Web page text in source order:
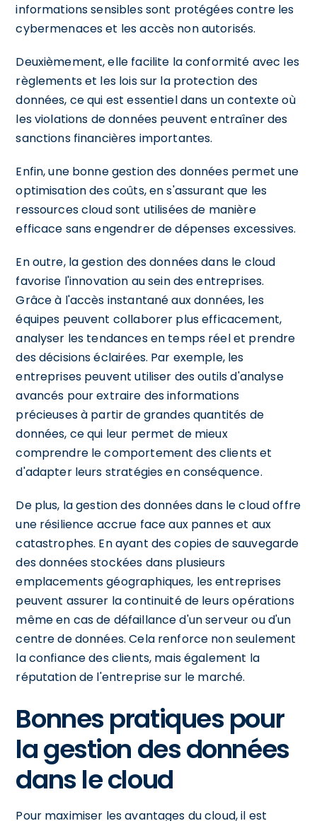
informations sensibles sont protégées contre les
cybermenaces et les accès non autorisés.
Deuxièmement, elle facilite la conformité avec les
règlements et les lois sur la protection des
données, ce qui est essentiel dans un contexte où
les violations de données peuvent entraîner des
sanctions financières importantes.
Enfin, une bonne gestion des données permet une
optimisation des coûts, en s'assurant que les
ressources cloud sont utilisées de manière
efficace sans engendrer de dépenses excessives.
En outre, la gestion des données dans le cloud
favorise l'innovation au sein des entreprises.
Grâce à l'accès instantané aux données, les
équipes peuvent collaborer plus efficacement,
analyser les tendances en temps réel et prendre
des décisions éclairées. Par exemple, les
entreprises peuvent utiliser des outils d'analyse
avancés pour extraire des informations
précieuses à partir de grandes quantités de
données, ce qui leur permet de mieux
comprendre le comportement des clients et
d'adapter leurs stratégies en conséquence.
De plus, la gestion des données dans le cloud offre
une résilience accrue face aux pannes et aux
catastrophes. En ayant des copies de sauvegarde
des données stockées dans plusieurs
emplacements géographiques, les entreprises
peuvent assurer la continuité de leurs opérations
même en cas de défaillance d'un serveur ou d'un
centre de données. Cela renforce non seulement
la confiance des clients, mais également la
réputation de l'entreprise sur le marché.
Bonnes pratiques pour
la gestion des données
dans le cloud
Pour maximiser les avantages du cloud, il est